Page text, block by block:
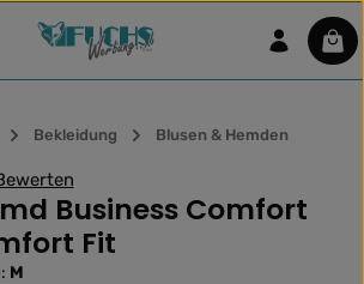
Bekleidung Blusen & Hemden
von 0 von 5 Sternen
Business Comfort
Fit
M